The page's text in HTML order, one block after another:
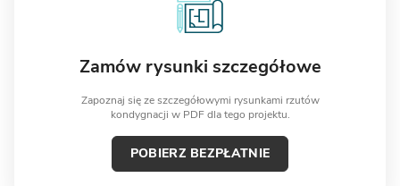
Zamów rysunki szczegółowe
Zapoznaj się ze szczegółowymi rysunkami rzutów
kondygnacji w PDF dla tego projektu.
POBIERZ BEZPŁATNIE